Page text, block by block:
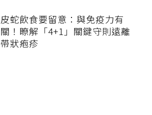
皮蛇飲食要留意：與免疫力有
關！瞭解「4+1」關鍵守則遠離
帶狀疱疹